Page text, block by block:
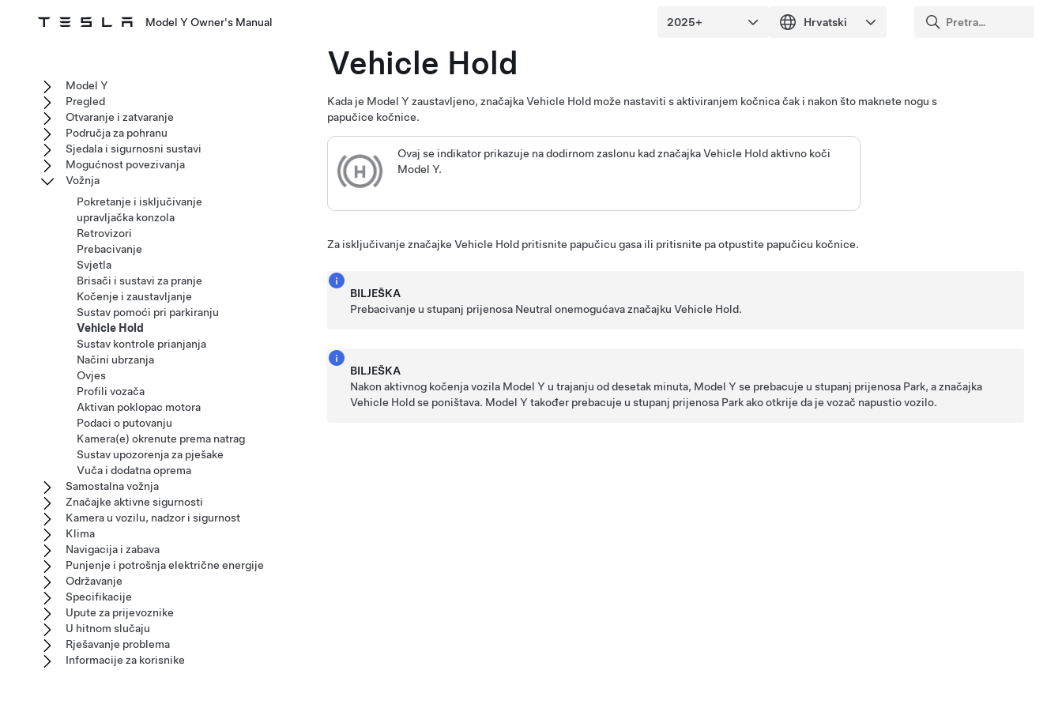
Model Y Owner's Manual
Vehicle Hold
Kada je Model Y zaustavljeno, značajka Vehicle Hold može nastaviti s aktiviranjem kočnica čak i nakon što maknete nogu s
papučice kočnice.
Ovaj se indikator prikazuje nadodirnom zaslonu kad značajka Vehicle Hold aktivno koči
Model Y.
Za isključivanje značajke Vehicle Hold pritisnite papučicu gasa ili pritisnite pa otpustite papučicu kočnice.
BILJEŠKA
Prebacivanje u stupanj prijenosa Neutral onemogućava značajku Vehicle Hold.
BILJEŠKA
Nakon aktivnog kočenja vozila Model Y u trajanju od desetak minuta, Model Y se prebacuje u stupanj prijenosa Park, a značajka
Vehicle Hold se poništava. Model Y također prebacuje u stupanj prijenosa Park ako otkrije da je vozač napustio vozilo.
Model Y
Pregled
Otvaranje i zatvaranje
Područja za pohranu
Sjedala i sigurnosni sustavi
Mogućnost povezivanja
Vožnja
Pokretanje i isključivanje
upravljačka konzola
Retrovizori
Prebacivanje
Svjetla
Brisači i sustavi za pranje
Kočenje i zaustavljanje
Sustav pomoći pri parkiranju
Vehicle Hold
Sustav kontrole prianjanja
Načini ubrzanja
Ovjes
Profili vozača
Aktivan poklopac motora
Podaci o putovanju
Kamera(e) okrenute prema natrag
Sustav upozorenja za pješake
Vuča i dodatna oprema
Samostalna vožnja
Značajke aktivne sigurnosti
Kamera u vozilu, nadzor i sigurnost
Klima
Navigacija i zabava
Punjenje i potrošnja električne energije
Održavanje
Specifikacije
Upute za prijevoznike
U hitnom slučaju
Rješavanje problema
Informacije za korisnike